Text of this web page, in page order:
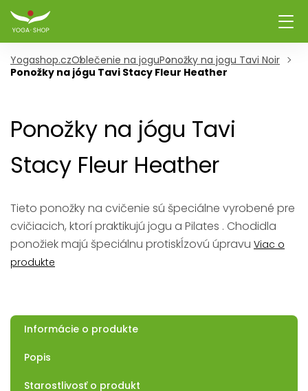
Yogashop.czOblečenie na joguPonožky na jogu Tavi Noir
Ponožky na jógu Tavi Stacy Fleur Heather
Ponožky na jógu Tavi
Stacy Fleur Heather
Tieto ponožky na cvičenie sú špeciálne vyrobené pre
cvičiacich, ktorí praktikujú jogu a Pilates . Chodidla
ponožiek majú špeciálnu protiskĺzovú úpravu Viac o
produkte
Informácie o produkte
Popis
Starostlivosť o produkt